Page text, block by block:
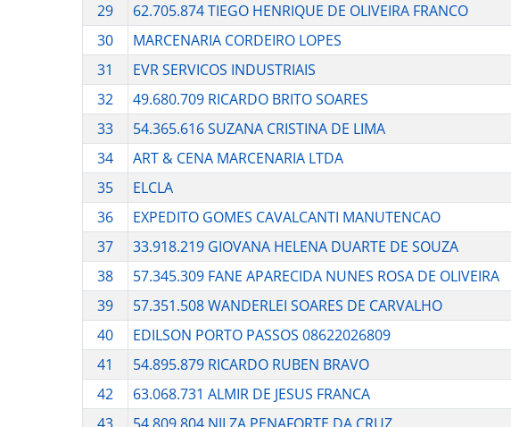
29
62.705.874 TIEGO HENRIQUE DE OLIVEIRA FRANCO
30
MARCENARIA CORDEIRO LOPES
31
EVR SERVICOS INDUSTRIAIS
32
49.680.709 RICARDO BRITO SOARES
33
54.365.616 SUZANA CRISTINA DE LIMA
34
ART & CENA MARCENARIA LTDA
35
ELCLA
36
EXPEDITO GOMES CAVALCANTI MANUTENCAO
37
33.918.219 GIOVANA HELENA DUARTE DE SOUZA
38
57.345.309 FANE APARECIDA NUNES ROSA DE OLIVEIRA
39
57.351.508 WANDERLEI SOARES DE CARVALHO
40
EDILSON PORTO PASSOS 08622026809
41
54.895.879 RICARDO RUBEN BRAVO
42
63.068.731 ALMIR DE JESUS FRANCA